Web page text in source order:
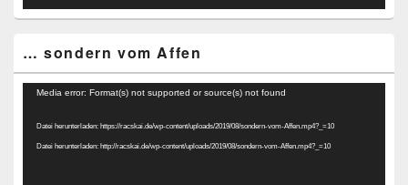
… sondern vom Affen
Video-
Media error: Format(s) not supported or source(s) not found
Datei herunterladen: https://racskai.de/wp-content/uploads/2019/08/sondern-vom-Affen.mp4?_=10
Datei herunterladen: http://racskai.de/wp-content/uploads/2019/08/sondern-vom-Affen.mp4?_=10